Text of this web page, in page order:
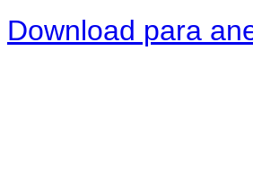
Download para